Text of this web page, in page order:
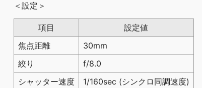
＜設定＞
項目
設定値
焦点距離
30mm
絞り
f/8.0
シャッター速度
1/160sec (シンクロ同調速度)